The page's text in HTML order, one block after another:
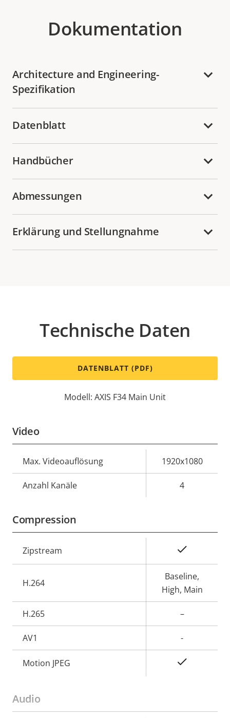
Dokumentation
Architecture and Engineering-
Spezifikation
Datenblatt
Handbücher
Abmessungen
Erklärung und Stellungnahme
Technische Daten
DATENBLATT (PDF)
Modell: AXIS F34 Main Unit
Video
Eigentumsbeschreibung Eigentumswert
Max. Videoauflösung 1920x1080
Anzahl Kanäle 4
Compression
Eigentumsbeschreibung Eigentumswert
Zipstream
H.264
Baseline,
High, Main
H.265 –
AV1 -
Motion JPEG
Audio